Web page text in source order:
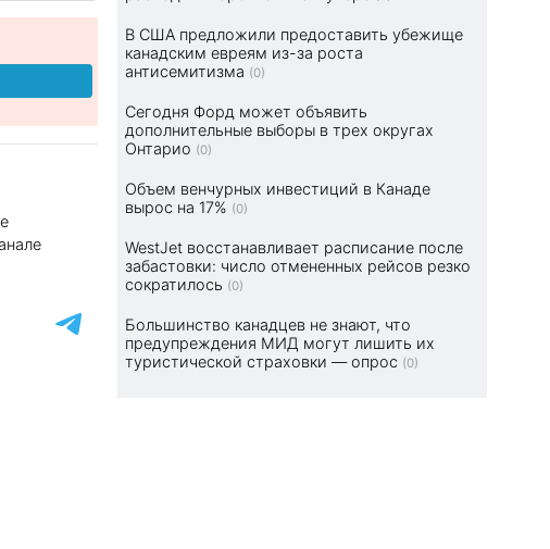
В США предложили предоставить убежище
канадским евреям из-за роста
антисемитизма (0)
Сегодня Форд может объявить
дополнительные выборы в трех округах
Онтарио (0)
Объем венчурных инвестиций в Канаде
вырос на 17% (0)
WestJet восстанавливает расписание после
забастовки: число отмененных рейсов резко
сократилось (0)
Большинство канадцев не знают, что
предупреждения МИД могут лишить их
туристической страховки — опрос (0)